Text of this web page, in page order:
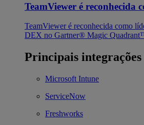
TeamViewer é reconhecida
TeamViewer é reconhecida como
DEX no Gartner® Magic
Principais integrações
Microsoft Intune
ServiceNow
Freshworks